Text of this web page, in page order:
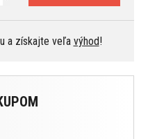
a získajte veľa výhod!